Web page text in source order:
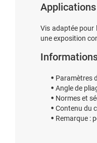
Vis adaptée pour
une exposition
Paramètres
Angle de
Normes et
Contenu du
Remarque :